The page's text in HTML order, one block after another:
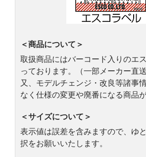
＜商品について＞
取扱商品にはバーコード入りのエ
っております。（一部メーカー直
又、モデルチェンジ・改良等諸事
なく仕様の変更や廃番になる商品
＜サイズについて＞
表示値は誤差を含みますので、ゆ
択をお願いいたします。